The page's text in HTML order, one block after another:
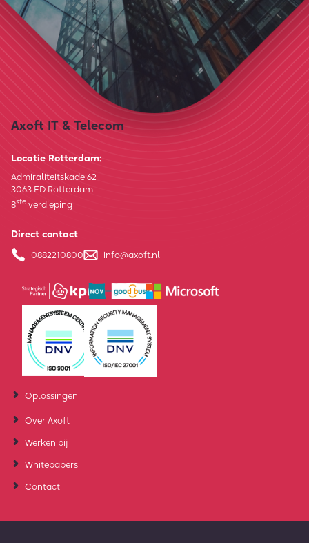
Axoft IT & Telecom
Locatie Rotterdam:
Admiraliteitskade 62
3063 ED Rotterdam
8ste verdieping
Direct contact
0882210800 info@axoft.nl
Oplossingen
Over Axoft
Werken bij
Whitepapers
Contact